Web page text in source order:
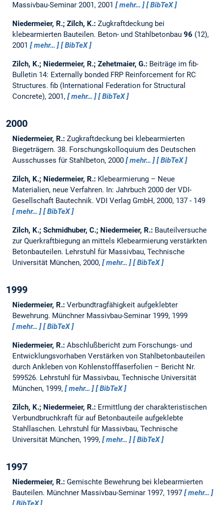
Massivbau-Seminar 2001, 2001
mehr… BibTeX
Niedermeier, R.; Zilch, K.: Zugkraftdeckung bei
klebearmierten Bauteilen. Beton- und Stahlbetonbau 96 (12),
2001
mehr… BibTeX
Zilch, K.; Niedermeier, R.; Zehetmaier, G.: Beiträge im fib-
Bulletin 14: Externally bonded FRP Reinforcement for RC
Structures. fib (International Federation for Structural
Concrete), 2001,
mehr… BibTeX
2000
Niedermeier, R.: Zugkraftdeckung bei klebearmierten
Biegeträgern. 38. Forschungskolloquium des Deutschen
Ausschusses für Stahlbeton, 2000
mehr… BibTeX
Zilch, K.; Niedermeier, R.: Klebearmierung – Neue
Materialien, neue Verfahren. In: Jahrbuch 2000 der VDI-
Gesellschaft Bautechnik. VDI Verlag GmbH, 2000, 137 - 149
mehr…
BibTeX
Zilch, K.; Schmidhuber, C.; Niedermeier, R.: Bauteilversuche
zur Querkraftbiegung an mittels Klebearmierung verstärkten
Betonbauteilen. Lehrstuhl für Massivbau, Technische
Universität München, 2000,
mehr… BibTeX
1999
Niedermeier, R.: Verbundtragfähigkeit aufgeklebter
Bewehrung. Münchner Massivbau-Seminar 1999, 1999
mehr…
BibTeX
Niedermeier, R.: Abschlußbericht zum Forschungs- und
Entwicklungsvorhaben Verstärken von Stahlbetonbauteilen
durch Ankleben von Kohlenstofffaserfolien – Bericht Nr.
599526. Lehrstuhl für Massivbau, Technische Universität
München, 1999,
mehr… BibTeX
Zilch, K.; Niedermeier, R.: Ermittlung der charakteristischen
Verbundbruchkraft für auf Betonbauteile aufgeklebte
Stahllaschen. Lehrstuhl für Massivbau, Technische
Universität München, 1999,
mehr… BibTeX
1997
Niedermeier, R.: Gemischte Bewehrung bei klebearmierten
Bauteilen. Münchner Massivbau-Seminar 1997, 1997
mehr…